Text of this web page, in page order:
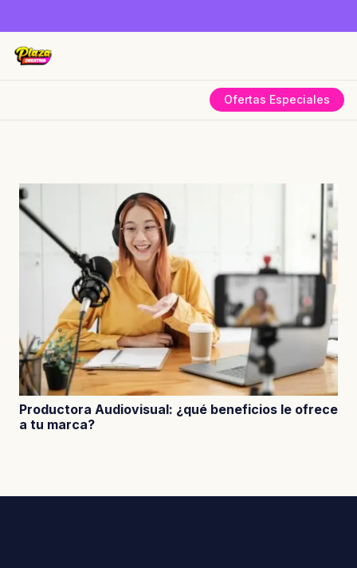
Ofertas Especiales
Productora Audiovisual: ¿qué beneficios le ofrece
a tu marca?